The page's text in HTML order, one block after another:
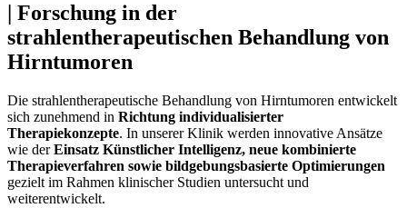
| Forschung in der
strahlentherapeutischen Behandlung von
Hirntumoren
Die strahlentherapeutische Behandlung von Hirntumoren entwickelt
sich zunehmend in Richtung individualisierter
Therapiekonzepte. In unserer Klinik werden innovative Ansätze
wie derEinsatz Künstlicher Intelligenz, neue kombinierte
Therapieverfahren sowie bildgebungsbasierte Optimierungen
gezielt im Rahmen klinischer Studien untersucht und
weiterentwickelt.